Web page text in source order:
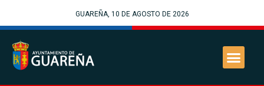
GUAREÑA, 10 DE AGOSTO DE 2026